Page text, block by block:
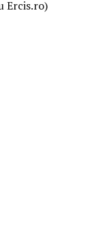
Ercis.ro)